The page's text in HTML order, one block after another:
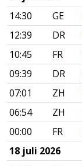
14:30
GE
12:39
DR
10:45
FR
09:39
DR
07:01
ZH
06:54
ZH
00:00
FR
18 juli 2026